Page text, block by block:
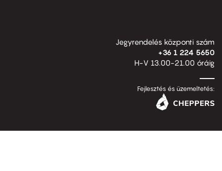
Jegyrendelés központi szám
+36 1 224 5650
H-V 13.00-21.00 óráig
Fejlesztés és üzemeltetés: